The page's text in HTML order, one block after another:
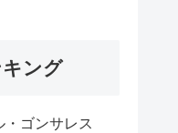
ング
・ゴンサレス